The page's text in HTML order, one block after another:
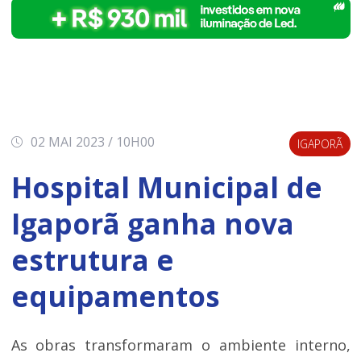
02 MAI 2023 / 10H00 IGAPORÃ
Hospital Municipal de
Igaporã ganha nova
estrutura e
equipamentos
As obras transformaram o ambiente interno,